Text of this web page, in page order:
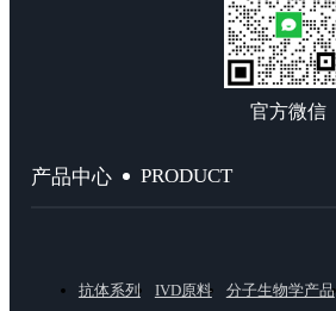
官方微信
产品中心 PRODUCT
抗体系列 IVD原料 分子生物学产品